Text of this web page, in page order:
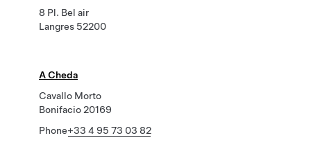
8 Pl. Bel air
Langres 52200
A Cheda
Cavallo Morto
Bonifacio 20169
Phone+33 4 95 73 03 82